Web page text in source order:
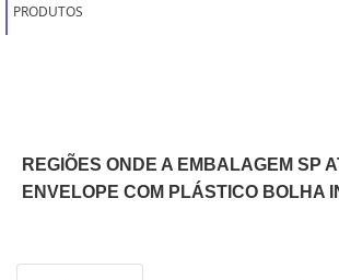
PRODUTOS
REGIÕES ONDE A EMBALAGEM SP
ENVELOPE COM PLÁSTICO BOLHA